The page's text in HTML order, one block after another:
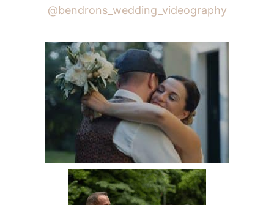
@bendrons_wedding_videography